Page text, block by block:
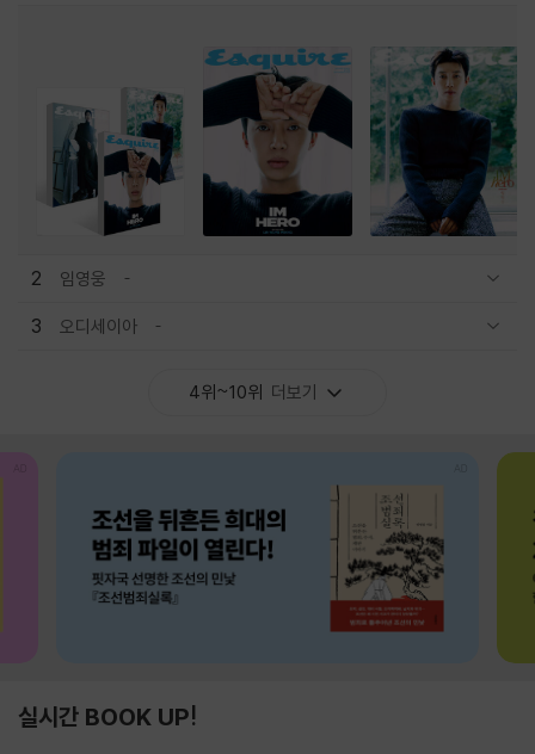
2 임영웅
3 오디세이아
4위~10위 더보기
실시간 BOOK UP!